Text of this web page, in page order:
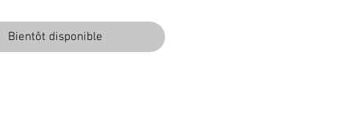
Bientôt disponible